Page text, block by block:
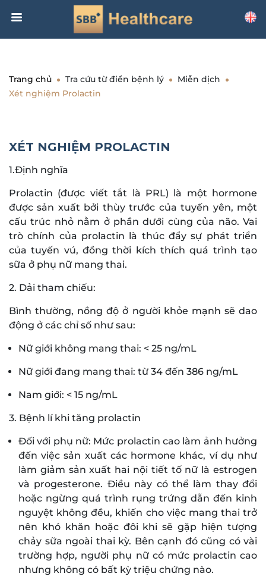
Trang chủ Tra cứu từ điển bệnh lý
Miễn dịch
Xét nghiệm Prolactin
XÉT NGHIỆM PROLACTIN
1.Định nghĩa
Prolactin (được viết tắt là PRL) là một hormone
được sản xuất bởi thùy trước của tuyến yên, một
cấu trúc nhỏ nằm ở phần dưới cùng của não. Vai
trò chính của prolactin là thúc đẩy sự phát triển
của tuyến vú, đồng thời kích thích quá trình tạo
sữa ở phụ nữ mang thai.
2. Dải tham chiếu:
Bình thường, nồng độ ở người khỏe mạnh sẽ dao
động ở các chỉ số như sau:
Nữ giới không mang thai: < 25 ng/mL
Nữ giới đang mang thai: từ 34 đến 386 ng/mL
Nam giới: < 15 ng/mL
3. Bệnh lí khi tăng prolactin
Đối với phụ nữ: Mức prolactin cao làm ảnh hưởng
đến việc sản xuất các hormone khác, ví dụ như
làm giảm sản xuất hai nội tiết tố nữ là estrogen
và progesterone. Điều này có thể làm thay đổi
hoặc ngừng quá trình rụng trứng dẫn đến kinh
nguyệt không đều, khiến cho việc mang thai trở
nên khó khăn hoặc đôi khi sẽ gặp hiện tượng
chảy sữa ngoài thai kỳ. Bên cạnh đó cũng có vài
trường hợp, người phụ nữ có mức prolactin cao
nhưng không có bất kỳ triệu chứng nào.